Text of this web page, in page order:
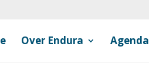
Over Endura Agenda